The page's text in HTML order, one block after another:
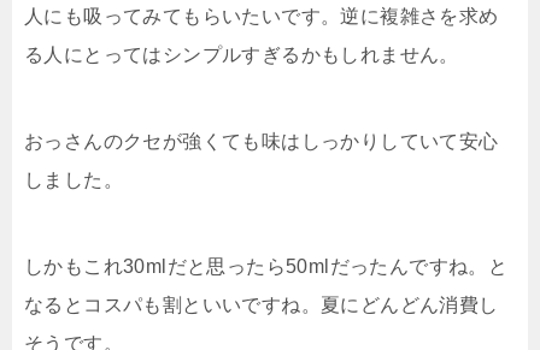
人にも吸ってみてもらいたいです。逆に複雑さを求め
る人にとってはシンプルすぎるかもしれません。
おっさんのクセが強くても味はしっかりしていて安心
しました。
しかもこれ30mlだと思ったら50mlだったんですね。と
なるとコスパも割といいですね。夏にどんどん消費し
そうです。